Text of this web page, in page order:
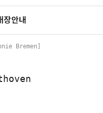
장안내
Bremen]